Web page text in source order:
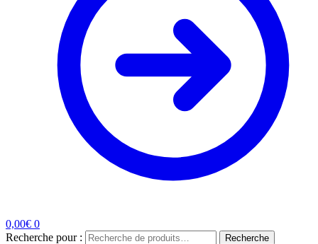
0,00€ 0
Recherche pour :
Recherche